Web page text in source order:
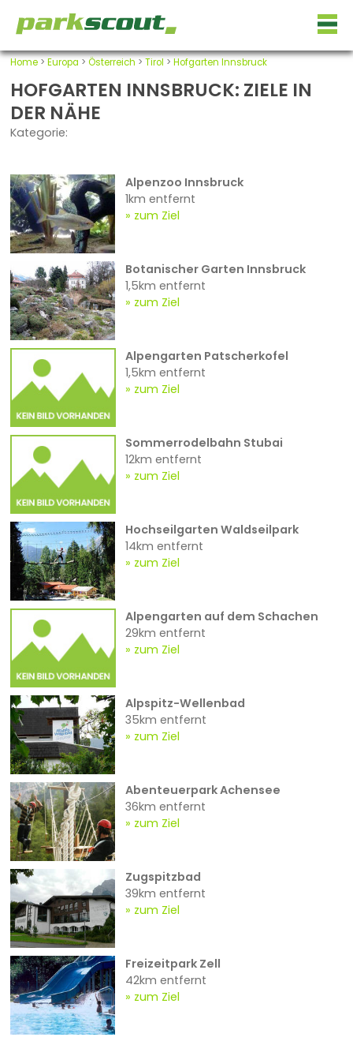
Home> Europa > Österreich > Tirol > Hofgarten Innsbruck
HOFGARTEN INNSBRUCK: ZIELE IN
DER NÄHE
Kategorie:
Alpenzoo Innsbruck
1km entfernt
zum Ziel
Botanischer Garten Innsbruck
1,5km entfernt
zum Ziel
Alpengarten Patscherkofel
1,5km entfernt
zum Ziel
Sommerrodelbahn Stubai
12km entfernt
zum Ziel
Hochseilgarten Waldseilpark
14km entfernt
zum Ziel
Alpengarten auf dem Schachen
29km entfernt
zum Ziel
Alpspitz-Wellenbad
35km entfernt
zum Ziel
Abenteuerpark Achensee
36km entfernt
zum Ziel
Zugspitzbad
39km entfernt
zum Ziel
Freizeitpark Zell
42km entfernt
zum Ziel